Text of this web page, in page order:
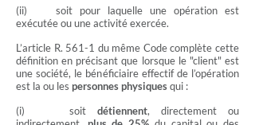
(ii) soit pour laquelle une opération est
exécutée ou une activité exercée.
L’article R. 561-1 du même Code complète cette
définition en précisant que lorsque le "client" est
une société, le bénéficiaire effectif de l’opération
est la ou les personnes physiquesqui :
(i) soit détiennent, directement ou